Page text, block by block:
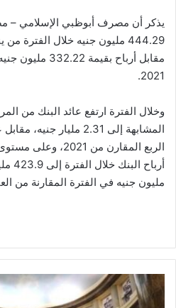
يذكر أن مصرف أبوظبي الإسلامي –
444.29 مليون جنيه خلال
مقابل أرباح
2021.
وخلال الفترة ارتفع عائد البنك من
الربع المقارن من
مليون جنيه في الفترة المقارنة من
"المجموعة
المصرية